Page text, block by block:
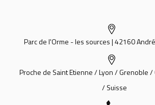
Parc de l'Orme - les sources | 42160
Proche de Saint Etienne / Lyon / Grenoble
/ Suisse